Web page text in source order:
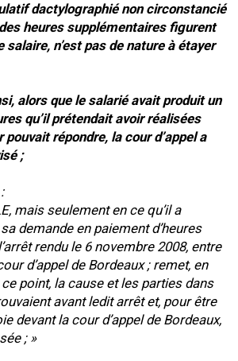
dactylographié non circonstancié
heures supplémentaires figurent
n’est pas de nature à étayer
alors que le salarié avait produit un
qu’il prétendait avoir réalisées
pouvait répondre, la cour d’appel a
;
mais seulement en ce qu’il a
demande en paiement d’heures
rendu le 6 novembre 2008, entre
d’appel de Bordeaux ; remet, en
point, la cause et les parties dans
avant ledit arrêt et, pour être
devant la cour d’appel de Bordeaux,
; »